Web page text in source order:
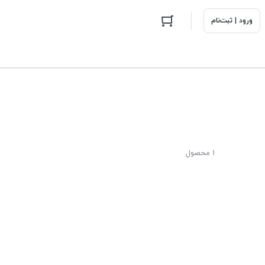
ورود | ثبت‌نام
1 محصول